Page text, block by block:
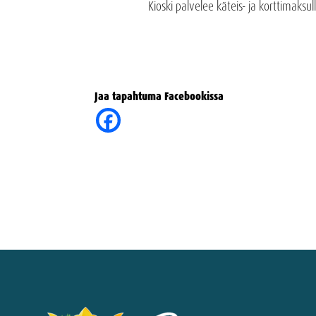
Kioski palvelee käteis- ja
Jaa tapahtuma Facebookissa